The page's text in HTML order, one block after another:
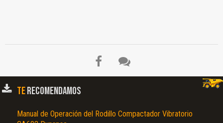
TERECOMENDAMOS
Manual de Operación del Rodillo Compactador Vibratorio